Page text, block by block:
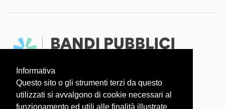
Informativa
Questo sito o gli strumenti terzi da questo
utilizzati si avvalgono di cookie necessari al
funzionamento ed utili alle finalità illustrate
Faq Dati aperti
L'OSSERVATORIO COVID-19 È UN PROGETTO